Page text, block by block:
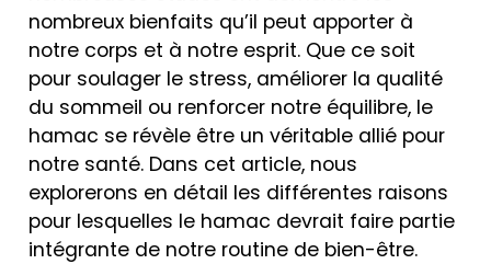
nombreux bienfaits qu’il peut apporter à
notre corps et à notre esprit. Que ce soit
pour soulager le stress, améliorer la qualité
du sommeil ou renforcer notre équilibre, le
hamac se révèle être un véritable allié pour
notre santé. Dans cet article, nous
explorerons en détail les différentes raisons
pour lesquelles le hamac devrait faire partie
intégrante de notre routine de bien-être.